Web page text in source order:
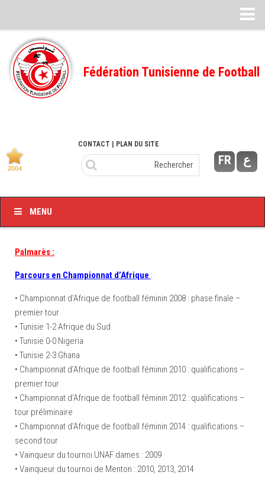
Feuille de match
FMI – 2022/2023
Ligue I – 2022/2023
Ligue I – 2020/2021
Ligue I – 2019/2020
–Ligue II-
Feuille de match 2017/2018
–Ligue I–
Feuille de match 2016/2017
-Ligue II-
-Ligue III-
Fédération Tunisienne de Football
FR ع
CONTACT | PLAN DU SITE
MENU
Palmarès :
Parcours en Championnat d’Afrique :
• Championnat d’Afrique de football féminin 2008 : phase finale –
premier tour
• Tunisie 1-2 Afrique du Sud
• Tunisie 0-0 Nigeria
• Tunisie 2-3 Ghana
• Championnat d’Afrique de football féminin 2010 : qualifications –
premier tour
• Championnat d’Afrique de football féminin 2012 : qualifications –
tour préliminaire
• Championnat d’Afrique de football féminin 2014 : qualifications –
second tour
• Vainqueur du tournoi UNAF dames : 2009
• Vainqueur du tournoi de Menton : 2010, 2013, 2014